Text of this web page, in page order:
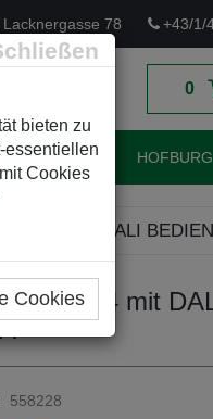
bieten zu
essentiellen
Cookies
Cookies
Lacknergasse 78 +43/1/
0
HOFBURG
DALI
04 mit
558228